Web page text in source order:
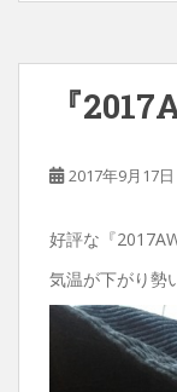
『
2017年9月17日
好評な『
気温が下がり勢